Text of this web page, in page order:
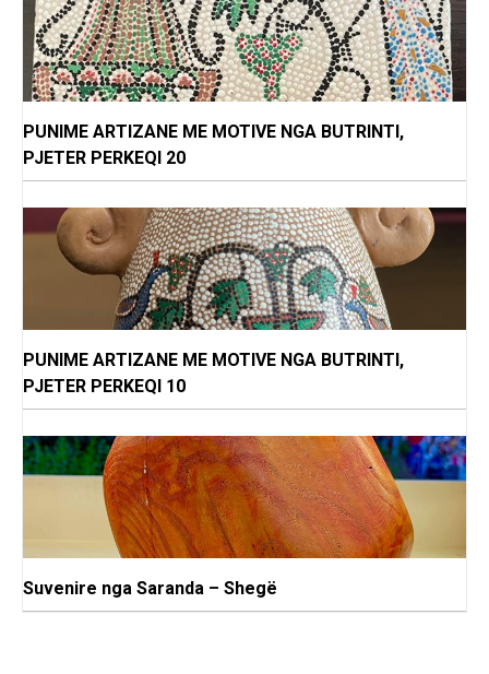
PUNIME ARTIZANE ME MOTIVE NGA BUTRINTI,
PJETER PERKEQI 20
PUNIME ARTIZANE ME MOTIVE NGA BUTRINTI,
PJETER PERKEQI 10
Suvenire nga Saranda – Shegë